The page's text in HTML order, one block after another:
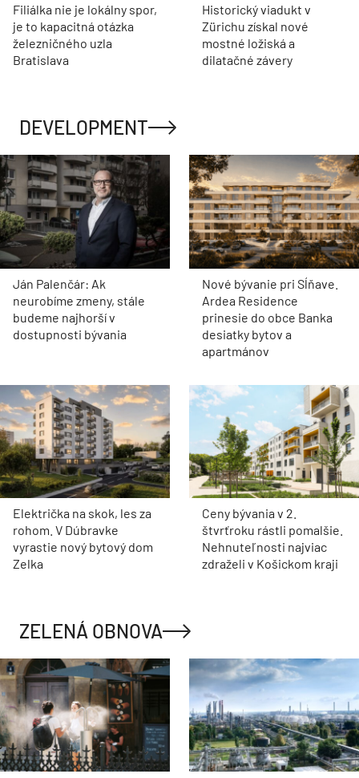
Filiálka nie je lokálny spor,
je to kapacitná otázka
železničného uzla
Bratislava
Historický viadukt v
Zürichu získal nové
mostné ložiská a
dilatačné závery
DEVELOPMENT
Ján Palenčár: Ak
neurobíme zmeny, stále
budeme najhorší v
dostupnosti bývania
Nové bývanie pri Sĺňave.
Ardea Residence
prinesie do obce Banka
desiatky bytov a
apartmánov
Električka na skok, les za
rohom. V Dúbravke
vyrastie nový bytový dom
Zelka
Ceny bývania v 2.
štvrťroku rástli pomalšie.
Nehnuteľnosti najviac
zdraželi v Košickom kraji
ZELENÁ OBNOVA